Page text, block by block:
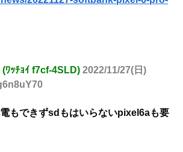
ﾜｯﾁｮｲ f7cf-4SLD) 2022/11/27(日)
もできずsdもはいらないpixel6aも要